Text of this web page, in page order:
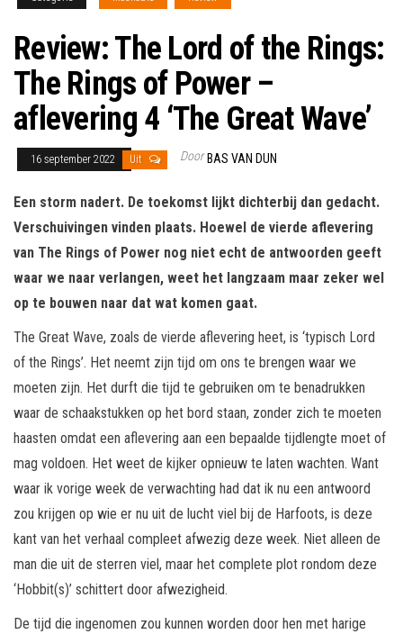
Review: The Lord of the Rings:
The Rings of Power –
aflevering 4 ‘The Great Wave’
16 september 2022 Uit Door BAS VAN DUN
Een storm nadert. De toekomst lijkt dichterbij dan gedacht.
Verschuivingen vinden plaats. Hoewel de vierde aflevering
van The Rings of Power nog niet echt de antwoorden geeft
waar we naar verlangen, weet het langzaam maar zeker wel
op te bouwen naar dat wat komen gaat.
The Great Wave, zoals de vierde aflevering heet, is ‘typisch Lord
of the Rings’. Het neemt zijn tijd om ons te brengen waar we
moeten zijn. Het durft die tijd te gebruiken om te benadrukken
waar de schaakstukken op het bord staan, zonder zich te moeten
haasten omdat een aflevering aan een bepaalde tijdlengte moet of
mag voldoen. Het weet de kijker opnieuw te laten wachten. Want
waar ik vorige week de verwachting had dat ik nu een antwoord
zou krijgen op wie er nu uit de lucht viel bij de Harfoots, is deze
kant van het verhaal compleet afwezig deze week. Niet alleen de
man die uit de sterren viel, maar het complete plot rondom deze
‘Hobbit(s)’ schittert door afwezigheid.
De tijd die ingenomen zou kunnen worden door hen met harige